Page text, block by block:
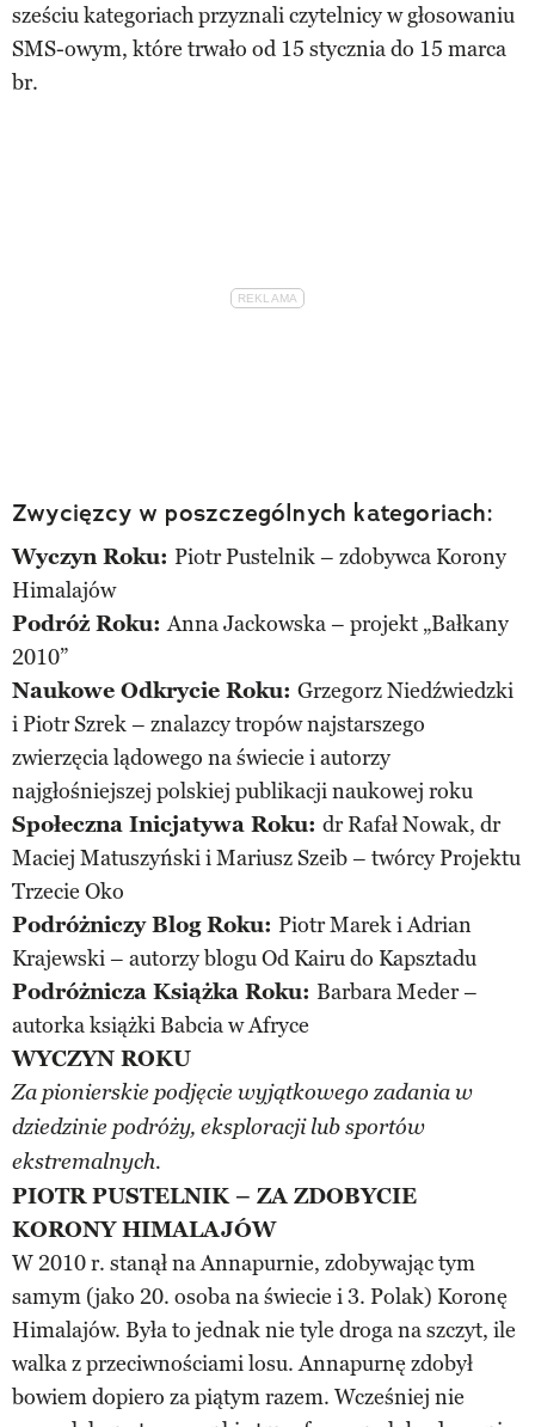
sześciu kategoriach przyznali czytelnicy w głosowaniu
SMS-owym, które trwało od 15 stycznia do 15 marca
br.
Zwycięzcy w poszczególnych kategoriach:
Wyczyn Roku: Piotr Pustelnik – zdobywca Korony
Himalajów
Podróż Roku:Anna Jackowska– projekt „Bałkany
2010”
Naukowe Odkrycie Roku: Grzegorz Niedźwiedzki
i Piotr Szrek– znalazcy tropów najstarszego
zwierzęcia lądowego na świecie i autorzy
najgłośniejszej polskiej publikacji naukowej roku
Społeczna Inicjatywa Roku: dr Rafał Nowak, dr
Maciej Matuszyński i Mariusz Szeib – twórcy Projektu
Trzecie Oko
Podróżniczy Blog Roku: Piotr Marek i Adrian
Krajewski – autorzy blogu Od Kairu do Kapsztadu
Podróżnicza Książka Roku: Barbara Meder –
autorka książki Babcia w Afryce
WYCZYN ROKU
Za pionierskie podjęcie wyjątkowego zadania w
dziedzinie podróży, eksploracji lub sportów
ekstremalnych.
PIOTR PUSTELNIK – ZA ZDOBYCIE
KORONY HIMALAJÓW
W 2010 r. stanął na Annapurnie, zdobywając tym
samym (jako 20. osoba na świecie i 3. Polak) Koronę
Himalajów. Była to jednak nie tyle droga na szczyt, ile
walka z przeciwnościami losu. Annapurnę zdobył
bowiem dopiero za piątym razem. Wcześniej nie